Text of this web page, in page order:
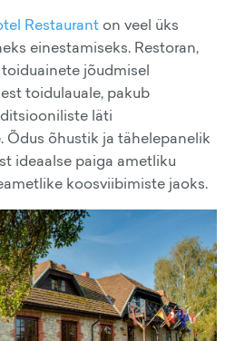
Restaurant on veel üks
einestamiseks. Restoran,
jõudmisel
toidulauale, pakub
läti
Õdus õhustik ja tähelepanelik
ideaalse paiga ametliku
koosviibimiste jaoks.